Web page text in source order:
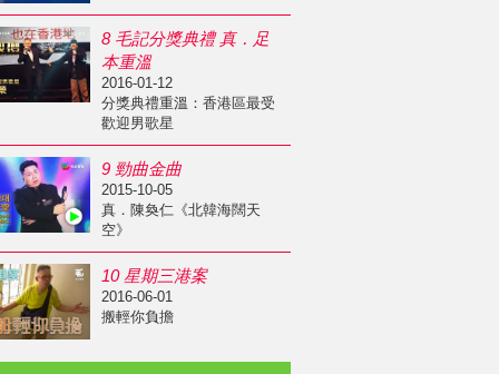
8 毛記分獎典禮 真．足
本重溫
2016-01-12
分獎典禮重溫：香港區最受
歡迎男歌星
9 勁曲金曲
2015-10-05
真．陳奐仁《北韓海闊天
空》
10 星期三港案
2016-06-01
搬輕你負擔